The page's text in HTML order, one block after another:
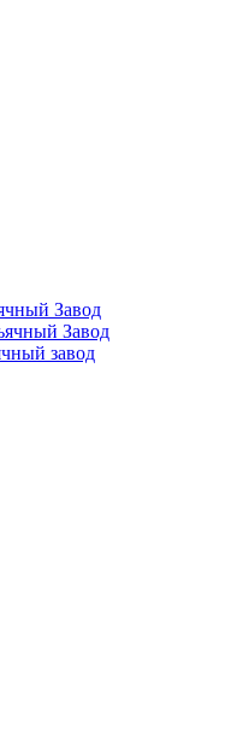
Завод
Завод
завод